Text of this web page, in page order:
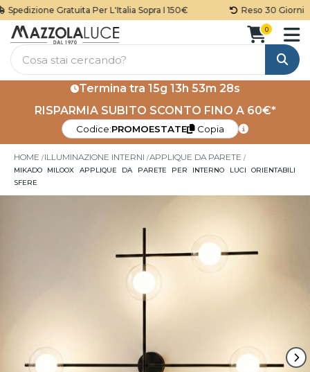
Gratuita Per L'Italia Sopra I 150€ Reso 30 Giorni
Cerca
0
Termina tra 15g 13h 53m 27s
RISPARMIA SUBITO SCONTO FINO A 60€*
Codice:PROMOESTATE Copia
HOME ILLUMINAZIONE INTERNI APPLIQUE DA PARETE
MIKADO MILOOX APPLIQUE DA PARETE PER INTERNO LUCI ORIENTABILI
SFERE